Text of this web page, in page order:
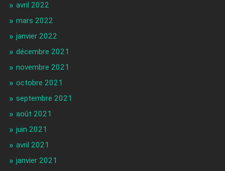
avril 2022
mars 2022
janvier 2022
décembre 2021
novembre 2021
octobre 2021
septembre 2021
août 2021
juin 2021
avril 2021
janvier 2021